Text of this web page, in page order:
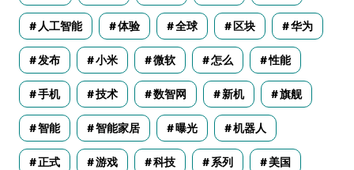
人工智能 体验 全球 区块 华为
发布 小米 微软 怎么 性能
手机 技术 数智网 新机 旗舰
智能 智能家居 曝光 机器人
正式 游戏 科技 系列 美国